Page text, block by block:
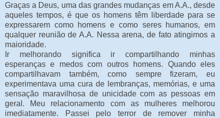
Graças a Deus, uma das grandes mudanças em A.A., desde
aqueles tempos, é que os homens têm liberdade para se
expressarem como homens e como seres humanos, em
qualquer reunião de A.A. Nessa arena, de fato atingimos a
maioridade.
Ir melhorando significa ir compartilhando minhas
esperanças e medos com outros homens. Quando eles
compartilhavam também, como sempre fizeram, eu
experimentava uma cura de lembranças, memórias, e uma
sensação maravilhosa de unicidade com as pessoas em
geral. Meu relacionamento com as mulheres melhorou
imediatamente. Passei pelo terror de remover minha